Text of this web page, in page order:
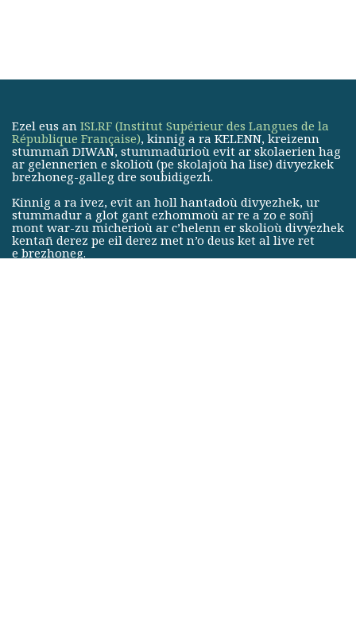
Ezel eus an ISLRF (Institut Supérieur des Langues de la
République Française), kinnig a ra KELENN, kreizenn
stummañ DIWAN, stummadurioù evit ar skolaerien hag
ar gelennerien e skolioù (pe skolajoù ha lise) divyezkek
brezhoneg-galleg dre soubidigezh.
Kinnig a ra ivez, evit an holl hantadoù divyezhek, ur
stummadur a glot gant ezhommoù ar re a zo e soñj
mont war-zu micherioù ar c’helenn er skolioù divyezhek
kentañ derez pe eil derez met n’o deus ket al live ret
e brezhoneg.